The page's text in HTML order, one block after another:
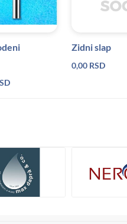
Zidni slap
0,00 RSD